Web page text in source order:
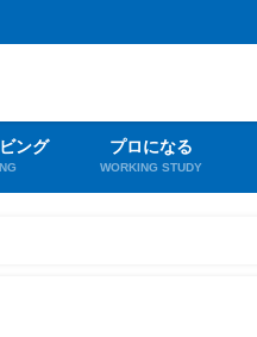
ング プロになる
WORKING STUDY